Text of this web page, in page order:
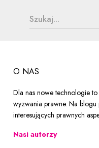
search form
O NAS
Dla nas nowe technologie
wyzwania prawne. Na
interesujących prawnych
Nasi autorzy